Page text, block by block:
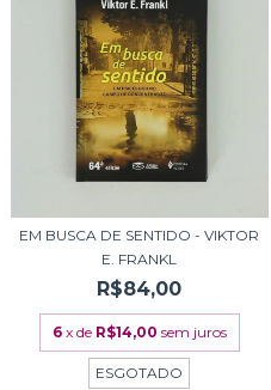
EM BUSCA DE SENTIDO - VIKTOR
E. FRANKL
R$84,00
6 x de R$14,00 sem juros
ESGOTADO